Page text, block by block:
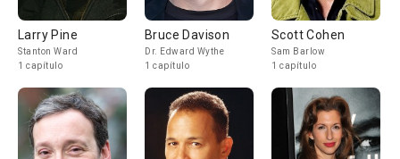
Larry Pine
Stanton Ward
1 capítulo
Bruce Davison
Dr. Edward Wythe
1 capítulo
Scott Cohen
Sam Barlow
1 capítulo